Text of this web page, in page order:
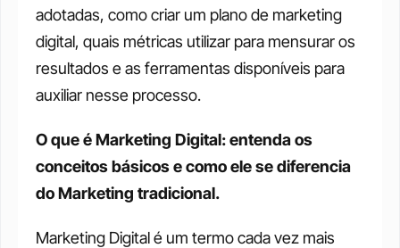
adotadas, como criar um plano de marketing
digital, quais métricas utilizar para mensurar os
resultados e as ferramentas disponíveis para
auxiliar nesse processo.
O que é Marketing Digital: entenda os
conceitos básicos e como ele se diferencia
do Marketing tradicional.
Marketing Digital é um termo cada vez mais